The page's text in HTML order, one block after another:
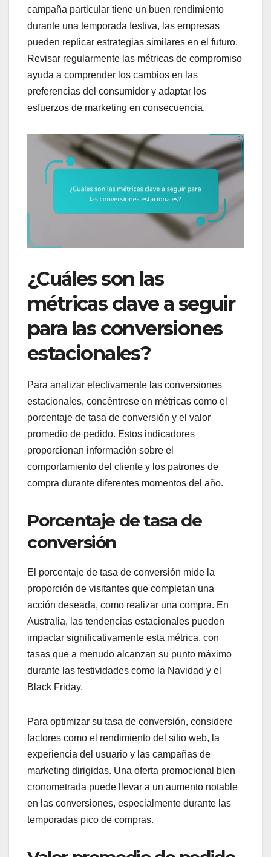
campaña particular tiene un buen rendimiento
durante una temporada festiva, las empresas
pueden replicar estrategias similares en el futuro.
Revisar regularmente las métricas de compromiso
ayuda a comprender los cambios en las
preferencias del consumidor y adaptar los
esfuerzos de marketing en consecuencia.
¿Cuáles son las
métricas clave a seguir
para las conversiones
estacionales?
Para analizar efectivamente las conversiones
estacionales, concéntrese en métricas como el
porcentaje de tasa de conversión y el valor
promedio de pedido. Estos indicadores
proporcionan información sobre el
comportamiento del cliente y los patrones de
compra durante diferentes momentos del año.
Porcentaje de tasa de
conversión
El porcentaje de tasa de conversión mide la
proporción de visitantes que completan una
acción deseada, como realizar una compra. En
Australia, las tendencias estacionales pueden
impactar significativamente esta métrica, con
tasas que a menudo alcanzan su punto máximo
durante las festividades como la Navidad y el
Black Friday.
Para optimizar su tasa de conversión, considere
factores como el rendimiento del sitio web, la
experiencia del usuario y las campañas de
marketing dirigidas. Una oferta promocional bien
cronometrada puede llevar a un aumento notable
en las conversiones, especialmente durante las
temporadas pico de compras.